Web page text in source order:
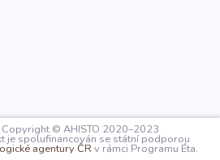
Copyright © AHISTO 2020–2023
je spolufinancován se státní podporou
agentury ČR v rámci Programu Éta.